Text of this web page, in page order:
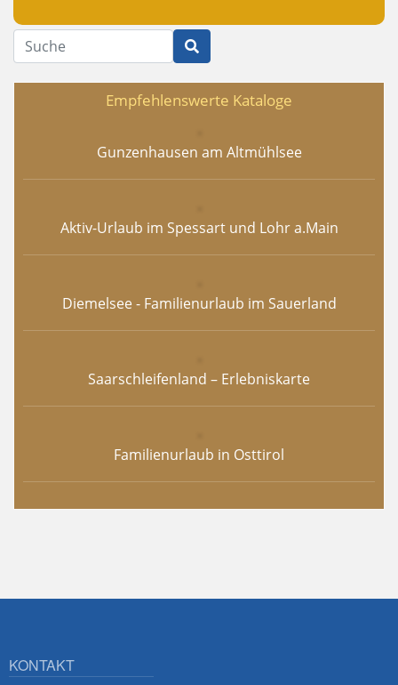
Suche
Empfehlenswerte Kataloge
Gunzenhausen am Altmühlsee
Aktiv-Urlaub im Spessart und Lohr a.Main
Diemelsee - Familienurlaub im Sauerland
Saarschleifenland – Erlebniskarte
Familienurlaub in Osttirol
KONTAKT